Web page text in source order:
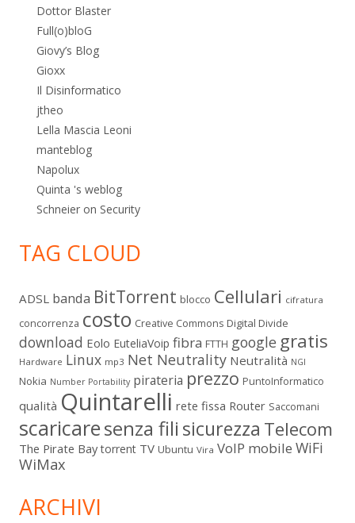
Dottor Blaster
Full(o)bloG
Giovy’s Blog
Gioxx
Il Disinformatico
jtheo
Lella Mascia Leoni
manteblog
Napolux
Quinta 's weblog
Schneier on Security
TAG CLOUD
ADSL banda BitTorrent blocco Cellulari cifratura
concorrenza costo Creative Commons Digital Divide
download Eolo EuteliaVoip fibra FTTH google gratis
Hardware Linux mp3 Net Neutrality Neutralità NGI
Nokia Number Portability pirateria prezzo PuntoInformatico
qualità Quintarelli rete fissa Router Saccomani
scaricaresenza fili sicurezza Telecom
The Pirate Bay torrent TV Ubuntu Vira VoIP mobile WiFi
WiMax
ARCHIVI